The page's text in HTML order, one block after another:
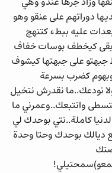
دوراتهم على عنقو وهو
عليه ببطء كتنهج
كيخطف بوسات خفاف
جبهتو على جبهتها كيشوف
كضرب بسرعة
نودعك..ما نقدرش نتخيل
وانتبعك..وعمرني ما
كاملة..نتي بوحدك لي
ديالك بوحدك وحتا وحدة